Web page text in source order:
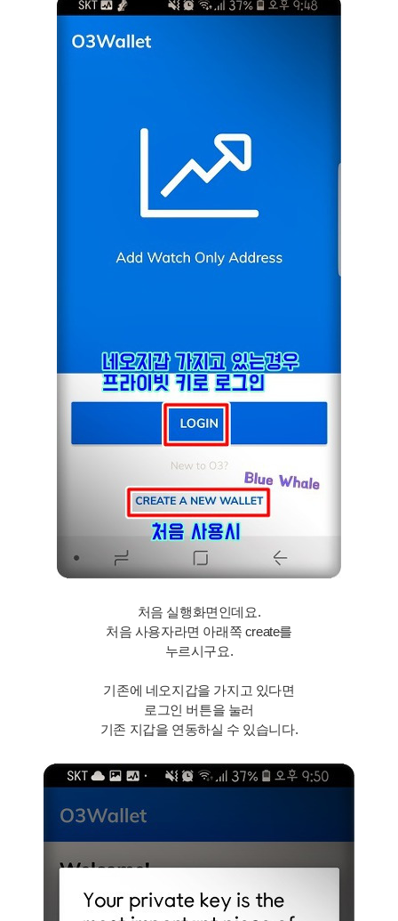
처음 실행화면인데요.
처음 사용자라면 아래쪽 create를
누르시구요.
기존에 네오지갑을 가지고 있다면
로그인 버튼을 눌러
기존 지갑을 연동하실 수 있습니다.